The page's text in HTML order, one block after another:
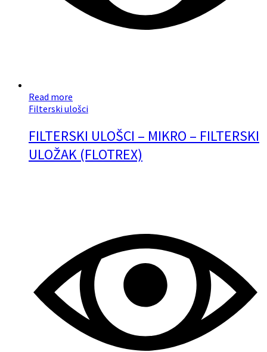
Read more
Filterski ulošci
FILTERSKI ULOŠCI – MIKRO – FILTERSKI
ULOŽAK (FLOTREX)